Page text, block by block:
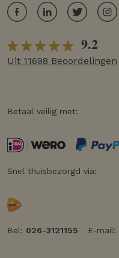
9.2
Uit 11698 Beoordelingen
Betaal veilig met:
Snel thuisbezorgd via:
Bel: 026-3121155 E-mail: